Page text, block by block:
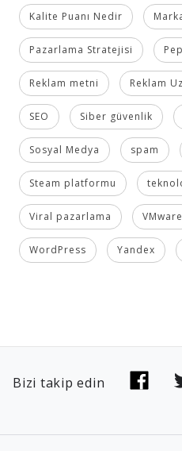
Kalite Puanı Nedir
Pazarlama Stratejisi
Reklam metni Reklam
SEO Siber güvenlik
Sosyal Medya spam
Steam platformu
Viral pazarlama VMware
WordPress Yandex
Bizi takip edin